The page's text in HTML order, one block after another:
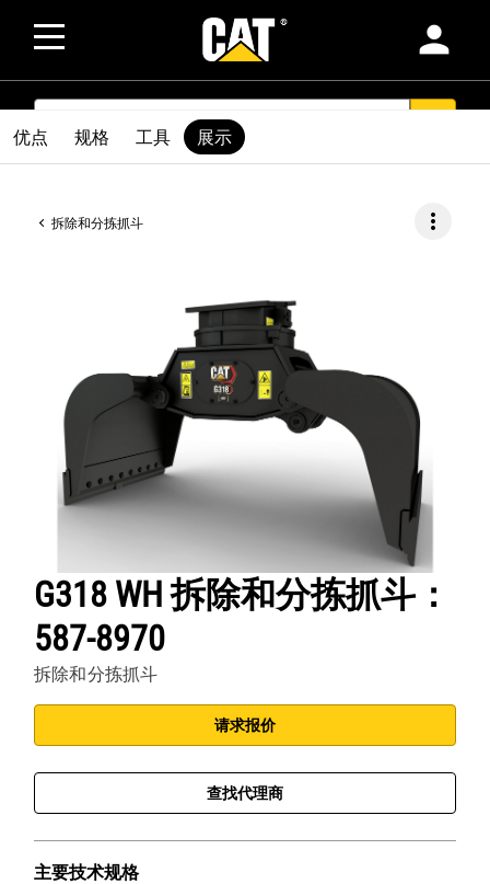
person
SEARCH
拆除和分拣抓斗 more_vert
G318 WH 拆除和分拣抓斗：
587-8970
拆除和分拣抓斗
请求报价
查找代理商
主要技术规格
优点 规格 工具 展示